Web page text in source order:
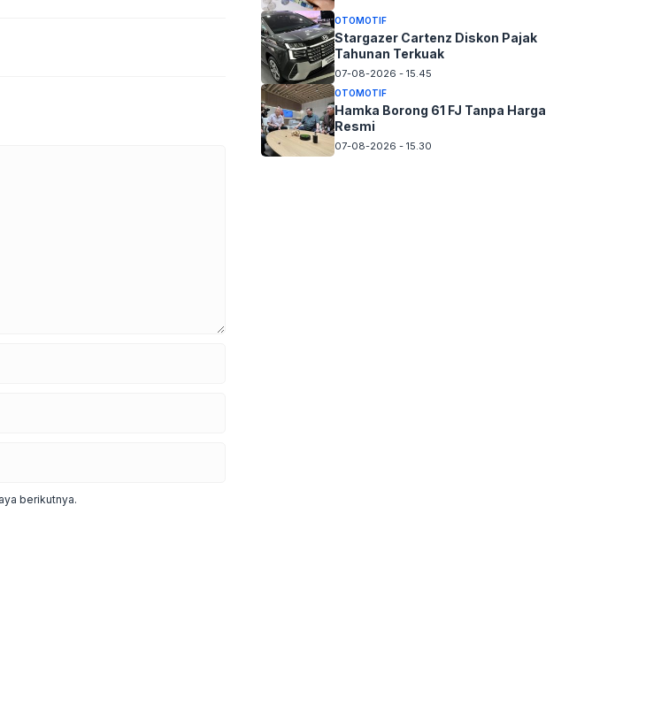
berikutnya.
OTOMOTIF
Stargazer Cartenz Diskon Pajak
Tahunan Terkuak
07-08-2026 - 15.45
OTOMOTIF
Hamka Borong 61 FJ Tanpa Harga
Resmi
07-08-2026 - 15.30